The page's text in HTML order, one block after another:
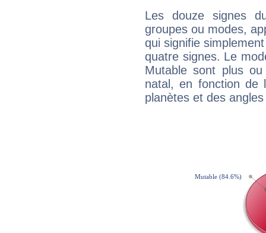
Les douze signes
groupes ou modes,
qui signifie
quatre signes. Le
Mutable sont plus
natal, en fonction de
planètes et des